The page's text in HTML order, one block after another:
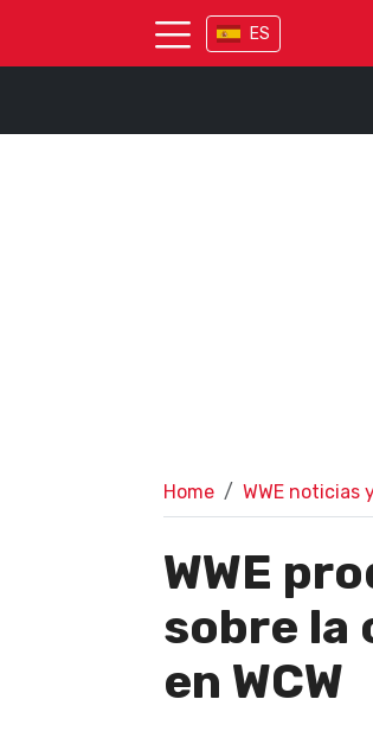
ES
Home WWE noticias
WWE
sobre la
en WCW